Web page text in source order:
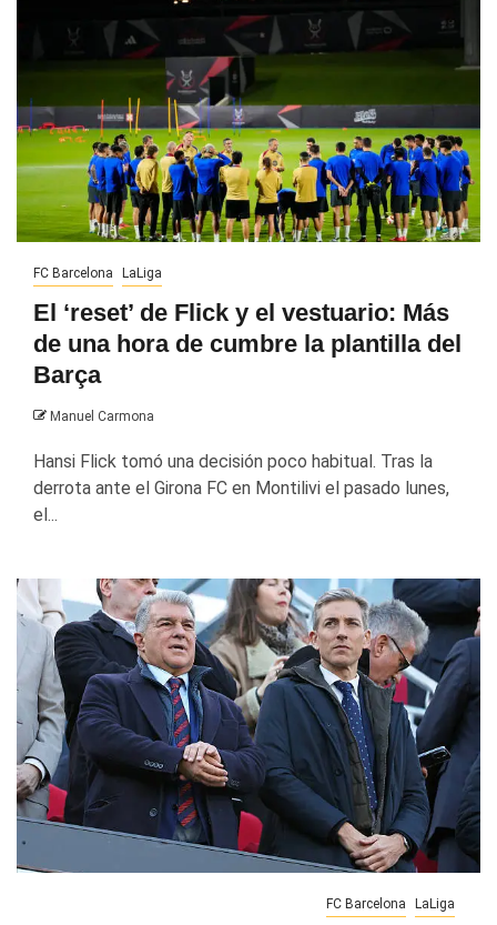
FC Barcelona LaLiga
El ‘reset’ de Flick y el vestuario: Más
de una hora de cumbre la plantilla del
Barça
Manuel Carmona
Hansi Flick tomó una decisión poco habitual. Tras la
derrota ante el Girona FC en Montilivi el pasado lunes,
el...
FC Barcelona LaLiga